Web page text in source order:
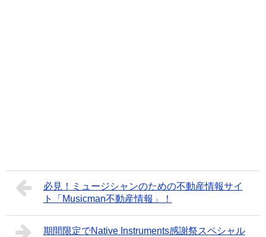
必見！ミュージシャンのための不動産情報サイ
ト「Musicman不動産情報」！
期間限定でNative Instruments感謝祭スペシャル